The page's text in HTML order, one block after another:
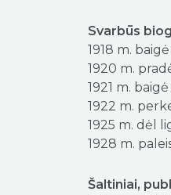
Svarbūs
1918 m.
1920 m.
1921 m.
1922 m.
1925 m. dėl
1928 m.
Šaltiniai,